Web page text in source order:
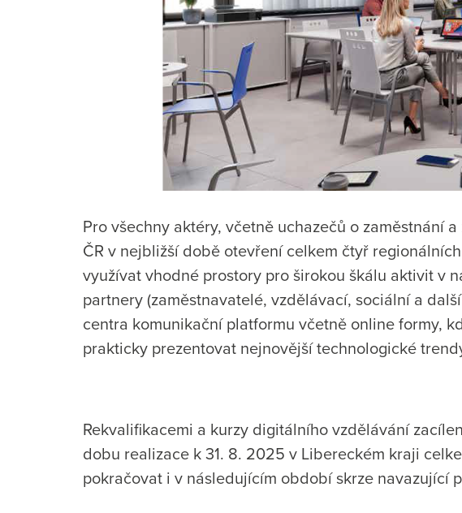
Pro všechny aktéry, včetně uchazečů o zaměstnání
ČR v nejbližší době otevření celkem čtyř
využívat vhodné prostory pro širokou škálu aktivit v
partnery (zaměstnavatelé, vzdělávací, sociální a
centra komunikační platformu včetně online formy,
prakticky prezentovat nejnovější technologické
Rekvalifikacemi a kurzy digitálního vzdělávání
dobu realizace k 31. 8. 2025 v Libereckém kraji
pokračovat i v následujícím období skrze navazující